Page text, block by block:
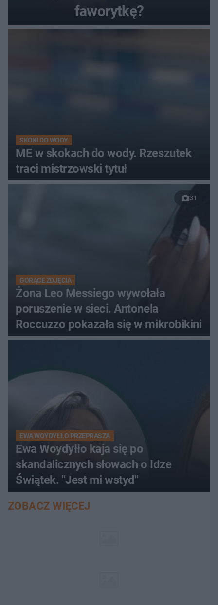
faworytkę?
SKOKI DO WODY
ME w skokach do wody. Rzeszutek
traci mistrzowski tytuł
31
GORĄCE ZDJĘCIA
Żona Leo Messiego wywołała
poruszenie w sieci. Antonela
Roccuzzo pokazała się w mikrobikini
EWA WOYDYŁŁO PRZEPRASZA
Ewa Woydyłło kaja się po
skandalicznych słowach o Idze
Świątek. "Jest mi wstyd"
ZOBACZ WIĘCEJ